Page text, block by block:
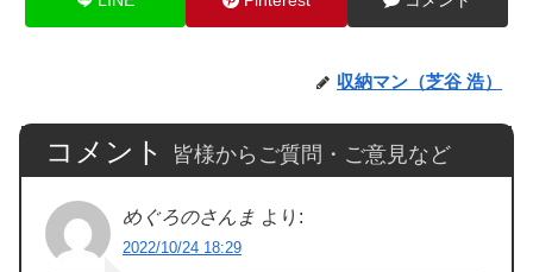
収納マン（芝谷 浩）
コメント 皆様からご質問・ご意見など
めぐろのさんま より:
2022/10/24 18:29